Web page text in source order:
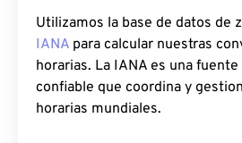
Utilizamos la base de datos de
IANA para calcular nuestras
horarias. La IANA es una
confiable que coordina y
horarias mundiales.